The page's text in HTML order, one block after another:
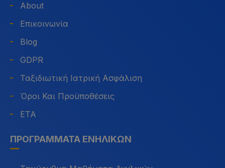
About
Επικοινωνία
Blog
GDPR
Ταξιδιωτική Ιατρική Ασφάλιση
Όροι Και Προϋποθέσεις
ETA
ΠΡΟΓΡΆΜΜΑΤΑ ΕΝΗΛΊΚΩΝ